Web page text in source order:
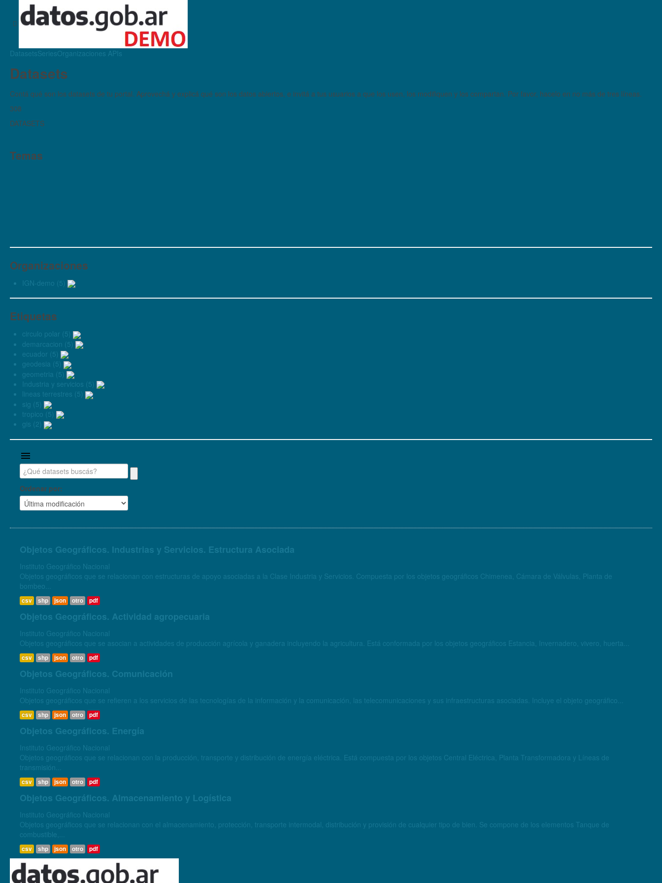
DatasetsSeriesOrganizaciones APIs
Datasets
Contá qué son los datasets de tu portal. Aprovechá y explicá qué son los datos abiertos, e invitá a tus usuarios a que los usen, los modifiquen y los compartan. Por favor, hacelo en no más de tres líneas.
308
DATASETS
Temas
Organizaciones
IGN-demo (5)
Etiquetas
circulo polar (5)
demarcacion (5)
ecuador (5)
geodesia (5)
geometria (5)
Industria y servicios (5)
lineas terrestres (5)
sig (5)
tropico (5)
gis (2)
Ordenar por
Objetos Geográficos. Industrias y Servicios. Estructura Asociada
Instituto Geográfico Nacional
Objetos geográficos que se relacionan con estructuras de apoyo asociadas a la Clase Industria y Servicios. Compuesta por los objetos geográficos Chimenea, Cámara de Válvulas, Planta de
bombeo...
csv shp json otro pdf
Objetos Geográficos. Actividad agropecuaria
Instituto Geográfico Nacional
Objetos geográficos que se asocian a actividades de producción agrícola y ganadera incluyendo la agricultura. Está conformada por los objetos geográficos Estancia, Invernadero, vivero, huerta...
csv shp json otro pdf
Objetos Geográficos. Comunicación
Instituto Geográfico Nacional
Objetos geográficos que se refieren a los servicios de las tecnologías de la información y la comunicación, las telecomunicaciones y sus infraestructuras asociadas. Incluye el objeto geográfico...
csv shp json otro pdf
Objetos Geográficos. Energía
Instituto Geográfico Nacional
Objetos geográficos que se relacionan con la producción, transporte y distribución de energía eléctrica. Está compuesta por los objetos Central Eléctrica, Planta Transformadora y Líneas de
transmisión...
csv shp json otro pdf
Objetos Geográficos. Almacenamiento y Logística
Instituto Geográfico Nacional
Objetos geográficos que se relacionan con el almacenamiento, protección, transporte intermodal, distribución y provisión de cualquier tipo de bien. Se compone de los elementos Tanque de
combustible,...
csv shp json otro pdf